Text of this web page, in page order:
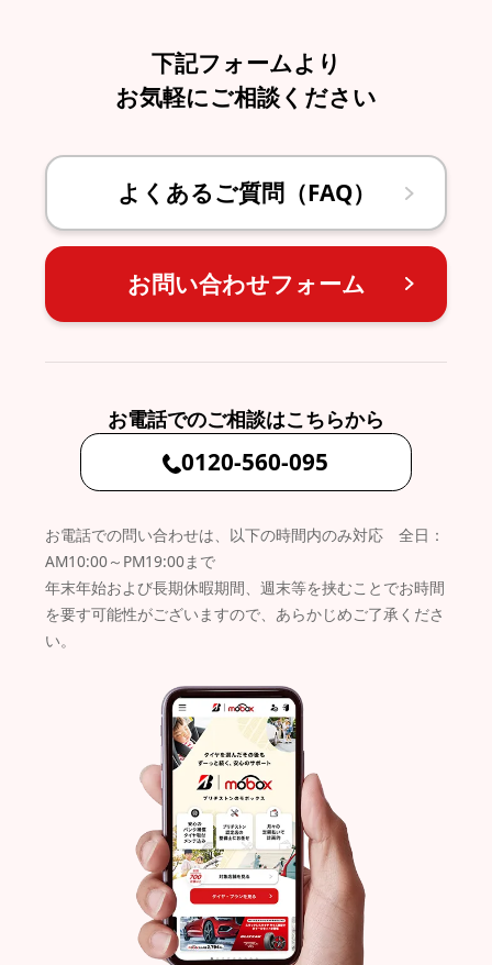
下記フォームより
お気軽にご相談ください
よくあるご質問（FAQ）
お問い合わせフォーム
お電話でのご相談はこちらから
0120-560-095
お電話での問い合わせは、以下の時間内のみ対応 全日：
AM10:00～PM19:00まで
年末年始および長期休暇期間、週末等を挟むことでお時間
を要す可能性がございますので、あらかじめご了承くださ
い。